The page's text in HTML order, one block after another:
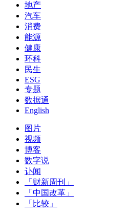
地产
汽车
消费
能源
健康
环科
民生
ESG
专题
数据通
English
图片
视频
博客
数字说
讣闻
「财新周刊」
「中国改革」
「比较」